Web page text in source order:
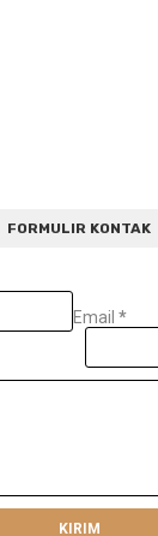
FORMULIR KONTAK
Email *